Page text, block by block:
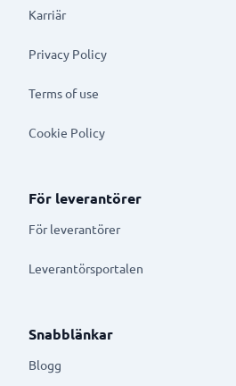
Karriär
Privacy Policy
Terms of use
Cookie Policy
För leverantörer
För leverantörer
Leverantörsportalen
Snabblänkar
Blogg